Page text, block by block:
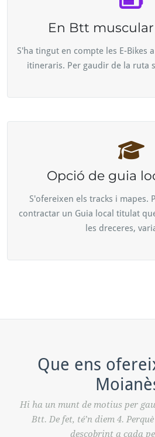
En Btt muscular
S'ha tingut en compte les E-Bikes
itineraris. Per gaudir de la ruta
Opció de guia
S'ofereixen els tracks i mapes.
contractar un Guia local titulat
les dreceres,
Que ens
Hi ha un munt de motius per
Btt. De fet, té’n diem 4.
descobrint a cada